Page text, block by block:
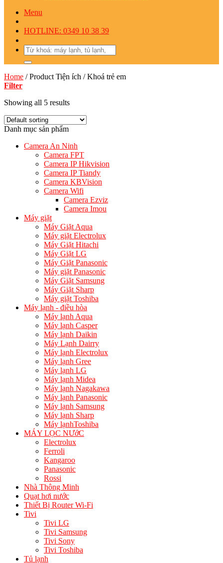
Menu
HOTLINE: 0349 10 38 39
Search
for:
Home /Product Tiện ích /Khoá trẻ em
Filter
Showing all 5 results
Danh mục sản phẩm
Camera An Ninh
Camera FPT
Camera IP Hikvision
Camera IP Tiandy
Camera KBVision
Camera Wifi
Camera Ezviz
Camera Imou
Máy giặt
Máy Giặt Aqua
Máy giặt Electrolux
Máy Giặt Hitachi
Máy Giặt LG
Máy Giặt Panasonic
Máy giặt Panasonic
Máy Giặt Samsung
Máy Giặt Sharp
Máy giặt Toshiba
Máy lạnh - điều hòa
Máy lạnh Aqua
Máy lạnh Casper
Máy lạnh Daikin
Máy Lạnh Dairry
Máy lạnh Electrolux
Máy lạnh Gree
Máy lạnh LG
Máy lạnh Midea
Máy lạnh Nagakawa
Máy lạnh Panasonic
Máy lạnh Samsung
Máy lạnh Sharp
Máy lạnhToshiba
MÁY LỌC NƯớC
Electrolux
Ferroli
Kangaroo
Panasonic
Rossi
Nhà Thông Minh
Quạt hơi nước
Thiết Bị Router Wi-Fi
Tivi
Tivi LG
Tivi Samsung
Tivi Sony
Tivi Toshiba
Tủ lạnh